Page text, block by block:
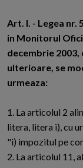
Art. I. - Legea nr.
in Monitorul
decembrie
ulterioare, se
urmeaza:
1. La articolul 2
litera, litera i), cu
"i) impozitul pe
2. La articolul 11,